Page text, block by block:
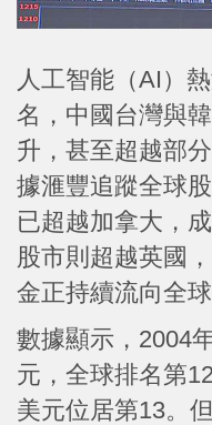
人工智能（AI）
名，中國台灣與
升，甚至超越部
據滙豐追蹤全球
已超越加拿大，
股市則超越英國
金正持續流向全
數據顯示，2004
元，全球排名第
美元位居第13。